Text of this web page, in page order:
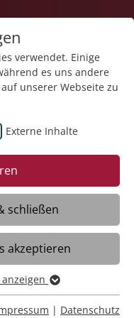
Bildung
verwendet. Einige
es uns andere
unserer Webseite zu
Externe Inhalte
schließen
akzeptieren
Funktionen
| Datenschutz